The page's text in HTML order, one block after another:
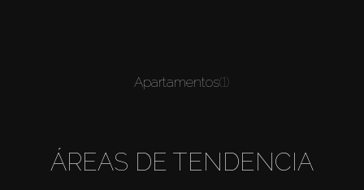
Apartamentos(1)
ÁREAS DE TENDENCIA